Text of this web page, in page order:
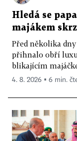
Hledá se
majákem
Před několika
přihnalo obří
blikajícím
4. 8. 2026 ▪ 6 min.